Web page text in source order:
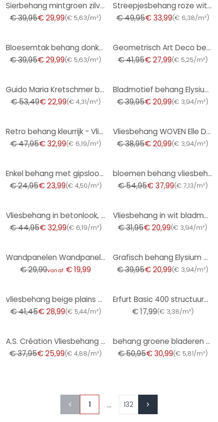
Sierbehang mintgroen zilver - glanzend Vliesbehang met monster
€ 39,95€ 29,99(€ 5,63/m²)
Streepjesbehang roze wit - delicaat behang met streepjespatroon
€ 49,95€ 33,99(€ 6,38/m²)
Bloesemtak behang donkergroen goud wit - aziatisch bloemmotief - Vliesbehang
€ 39,95€ 29,99(€ 5,63/m²)
Geometrisch Art Deco behang zwart goud - modern patroonbehang - Vliesbehang
€ 41,95€ 27,99(€ 5,25/m²)
Guido Maria Kretschmer bladmotief behang Yamato Fashion for Walls 5 bruin
€ 53,49€ 22,99(€ 4,31/m²)
Bladmotief behang Elysium bruin
€ 39,95€ 20,99(€ 3,94/m²)
Retro behang kleurrijk - Vliesbehang bloemen retro stijl - vintage patroonbehang
€ 47,95€ 32,99(€ 6,19/m²)
Vliesbehang WOVEN Elle Decoration 4, beige
€ 38,95€ 20,99(€ 3,94/m²)
Enkel behang met gipslook zand - effen behang met structuur - peel & stick behang met structuur
€ 24,95€ 23,99(€ 4,50/m²)
bloemen behang vliesbehang Kumano goud
€ 54,95€ 37,99(€ 7,13/m²)
Vliesbehang in betonlook, effen groen structuur
€ 44,95€ 32,99(€ 6,19/m²)
Vliesbehang in wit bladmotief bladlook bloemige natuur
€ 31,95€ 20,99(€ 3,94/m²)
Wandpanelen Wandpanelen zelfklevend blauw gestreept met rand
€ 29,99vanaf € 19,99
Grafisch behang Elysium goud
€ 39,95€ 20,99(€ 3,94/m²)
vliesbehang beige plains voor woonkamer slaapkamer behang marburg
€ 41,45€ 28,99(€ 5,44/m²)
Erfurt Basic 400 structuurvliesbehang
€ 17,99(€ 3,38/m²)
A.S. Création Vliesbehang The BOS - Battle of Style Rood, Goud, Metallic
€ 37,95€ 25,99(€ 4,88/m²)
behang groene bladeren - bloemetjes woonkamer vliesbehang keuken
€ 50,95€ 30,99(€ 5,81/m²)
1 ... 132